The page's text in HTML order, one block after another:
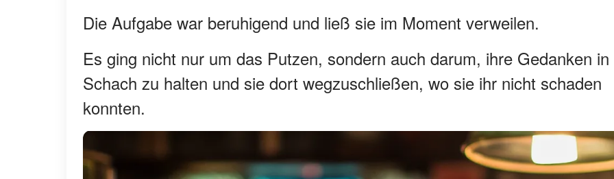
Die Aufgabe war beruhigend und ließ sie im Moment verweilen.
Es ging nicht nur um das Putzen, sondern auch darum, ihre Gedanken in
Schach zu halten und sie dort wegzuschließen, wo sie ihr nicht schaden
konnten.